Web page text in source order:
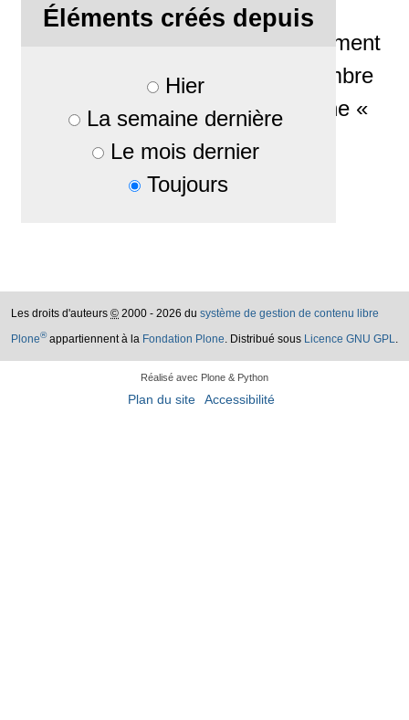
Éléments créés depuis
Hier
La semaine dernière
Le mois dernier
Toujours
brésilien Deivi Khun,
responsable au développement
des logiciels libres et membre
de l'association brésilienne «
Software Livre »
Rattaché à
Les droits d'auteurs © 2000 - 2026 du système de gestion de contenu libre
Plone®appartiennent à la Fondation Plone. Distribué sous Licence GNU GPL.
Réalisé avec Plone & Python
Plan du site Accessibilité